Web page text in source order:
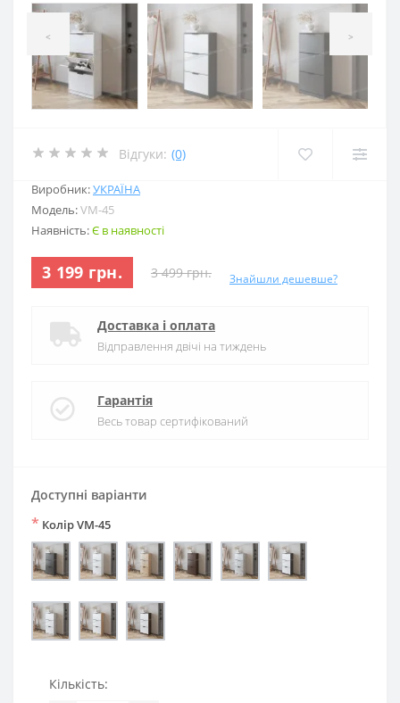
< >
Відгуки: (0)
Виробник:УКРАЇНА
Модель:VM-45
Наявність:Є в наявності
3 199 грн. 3 499 грн. Знайшли дешевше?
Доставка і оплата
Відправлення двічі на тиждень
Гарантія
Весь товар сертифікований
Доступні варіанти
* Колір VM-45
Кількість: